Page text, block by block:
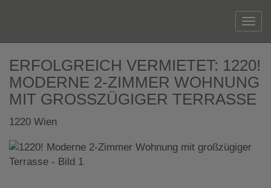
ERFOLGREICH VERMIETET: 1220!
MODERNE 2-ZIMMER WOHNUNG
MIT GROSSZÜGIGER TERRASSE
1220 Wien